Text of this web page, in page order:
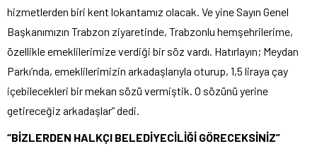
hizmetlerden biri kent lokantamız olacak. Ve yine Sayın Genel
Başkanımızın Trabzon ziyaretinde, Trabzonlu hemşehrilerime,
özellikle emeklilerimize verdiği bir söz vardı. Hatırlayın; Meydan
Parkı’nda, emeklilerimizin arkadaşlarıyla oturup, 1,5 liraya çay
içebilecekleri bir mekan sözü vermiştik. O sözünü yerine
getireceğiz arkadaşlar” dedi.
“BİZLERDEN HALKÇI BELEDİYECİLİĞİ GÖRECEKSİNİZ”